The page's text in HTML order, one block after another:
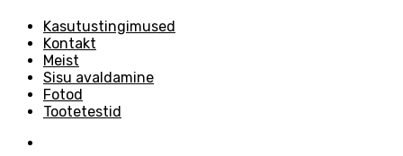
Kasutustingimused
Kontakt
Meist
Sisu avaldamine
Fotod
Tootetestid